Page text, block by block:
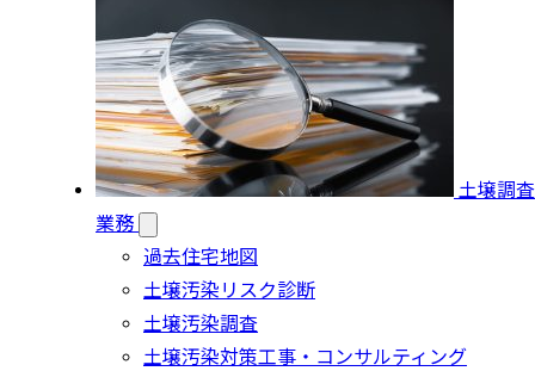
土壌調査
業務
過去住宅地図
土壌汚染リスク診断
土壌汚染調査
土壌汚染対策工事・コンサルティング